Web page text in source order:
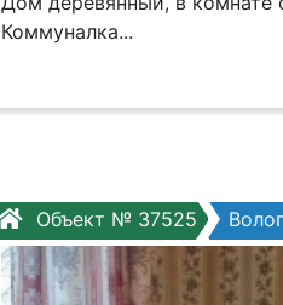
Коммуналка...
Объект № 37525